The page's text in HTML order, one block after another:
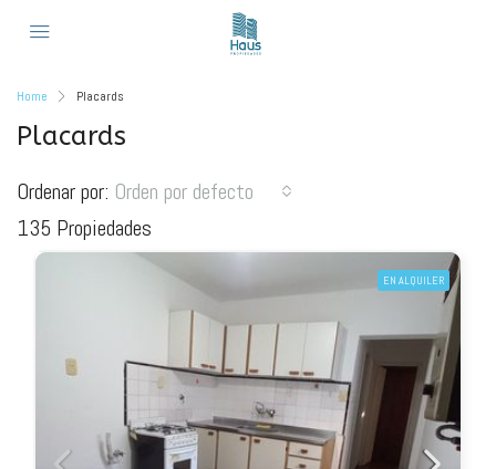
Home Placards
Placards
135 Propiedades
Ordenar por: Orden por defecto
EN ALQUILER